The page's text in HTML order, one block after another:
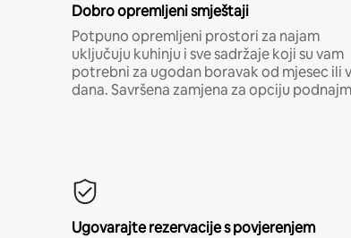
Dobro opremljeni smještaji
Potpuno opremljeni prostori za najam
uključuju kuhinju i sve sadržaje koji su vam
potrebni za ugodan boravak od mjesec ili
dana. Savršena zamjena za opciju
Ugovarajte rezervacije s povjerenjem